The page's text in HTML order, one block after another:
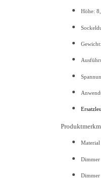
Höhe:
Material
Dimmer
Dimmer